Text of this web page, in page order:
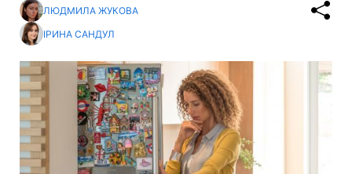
ЛЮДМИЛА ЖУКОВА
ІРИНА САНДУЛ